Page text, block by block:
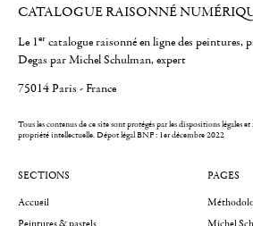
CATALOGUE RAISONNÉ
Le 1er catalogue raisonné en ligne des peintures,
Degas par Michel Schulman, expert
75014 Paris - France
Tous les contenus de ce site sont protégés par les dispositions légales
propriété intellectuelle.Dépot légal BNF : 1er décembre 2022
SECTIONS
Accueil
PAGES